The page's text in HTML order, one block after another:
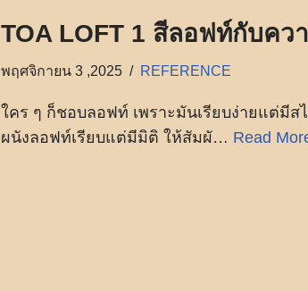
TOA LOFT 1 สีลอฟท์กับคว
พฤศจิกายน 3 ,2025 REFERENCE
ใคร ๆ ก็ชอบลอฟท์ เพราะมันเรียบง่ายแต่
ผนังลอฟท์เรียบแต่มีมิติ ให้สัมผั… Read